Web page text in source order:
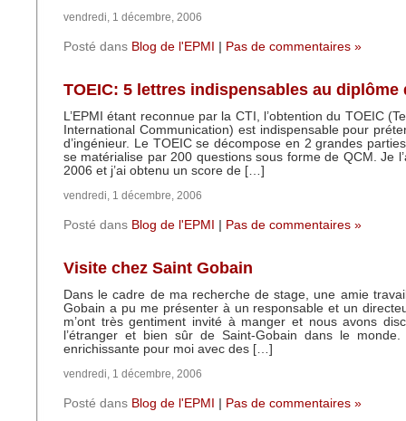
vendredi, 1 décembre, 2006
Posté dans Blog de l'EPMI Pas de commentaires »
TOEIC: 5 lettres indispensables au diplôme
L’EPMI étant reconnue par la CTI, l’obtention du TOEIC
International Communication) est indispensable pour
d’ingénieur. Le TOEIC se décompose en 2 grandes
se matérialise par 200 questions sous forme de QCM. Je
2006 et j’ai obtenu un score de […]
vendredi, 1 décembre, 2006
Posté dans Blog de l'EPMI Pas de commentaires »
Visite chez Saint Gobain
Dans le cadre de ma recherche de stage, une amie
Gobain a pu me présenter à un responsable et un
m’ont très gentiment invité à manger et nous avons
l’étranger et bien sûr de Saint-Gobain dans le monde.
enrichissante pour moi avec des […]
vendredi, 1 décembre, 2006
Posté dans Blog de l'EPMI Pas de commentaires »